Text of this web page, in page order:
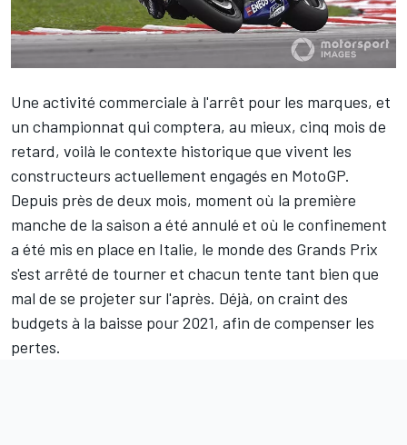
Une activité commerciale à l'arrêt pour les marques, et
un championnat qui comptera, au mieux, cinq mois de
retard, voilà le contexte historique que vivent les
constructeurs actuellement engagés en MotoGP.
Depuis près de deux mois, moment où la première
manche de la saison a été annulé et où le confinement
a été mis en place en Italie, le monde des Grands Prix
s'est arrêté de tourner et chacun tente tant bien que
mal de se projeter sur l'après. Déjà, on craint des
budgets à la baisse pour 2021, afin de compenser les
pertes.